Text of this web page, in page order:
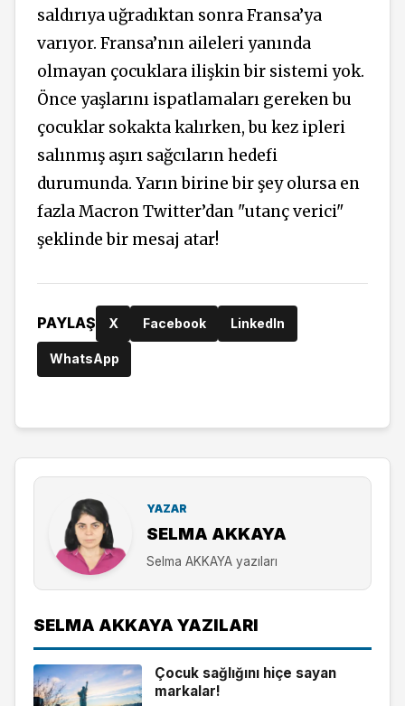
saldırıya uğradıktan sonra Fransa’ya
varıyor. Fransa’nın aileleri yanında
olmayan çocuklara ilişkin bir sistemi yok.
Önce yaşlarını ispatlamaları gereken bu
çocuklar sokakta kalırken, bu kez ipleri
salınmış aşırı sağcıların hedefi
durumunda. Yarın birine bir şey olursa en
fazla Macron Twitter’dan "utanç verici"
şeklinde bir mesaj atar!
PAYLAŞ X Facebook LinkedIn
WhatsApp
YAZAR
SELMA AKKAYA
Selma AKKAYA yazıları
SELMA AKKAYA YAZILARI
Çocuk sağlığını hiçe sayan
markalar!